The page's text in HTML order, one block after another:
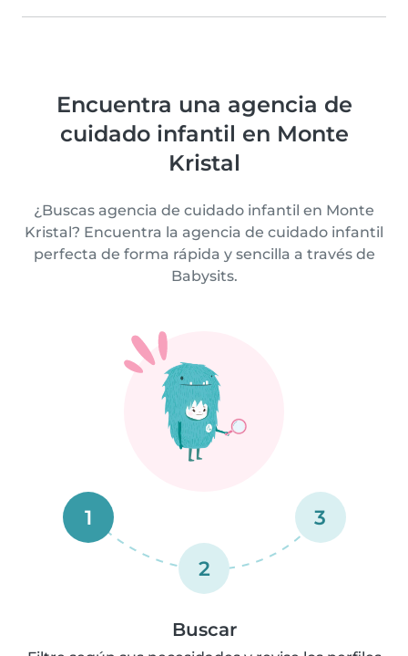
Encuentra una agencia de
cuidado infantil en Monte
Kristal
¿Buscas agencia de cuidado infantil en Monte
Kristal? Encuentra la agencia de cuidado infantil
perfecta de forma rápida y sencilla a través de
Babysits.
1
2
3
Buscar